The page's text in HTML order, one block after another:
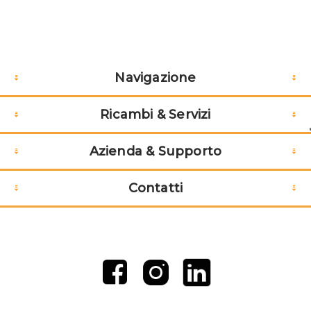
Navigazione
Ricambi & Servizi
Azienda & Supporto
Contatti